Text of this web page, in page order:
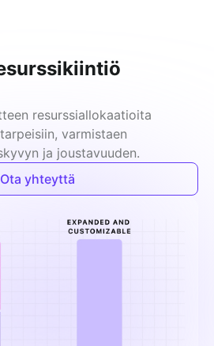
resurssiallokaatioita
varmistaen
ja joustavuuden.
Ota yhteyttä